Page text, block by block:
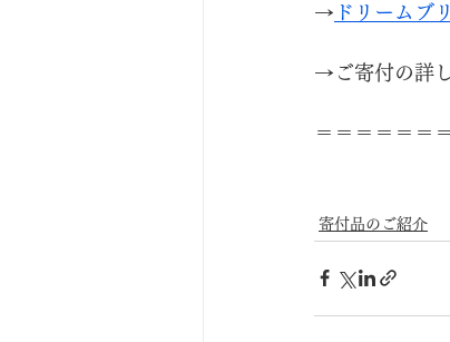
→ ドリームブ
→ご寄付の詳
＝＝＝＝＝＝
寄付品のご紹介